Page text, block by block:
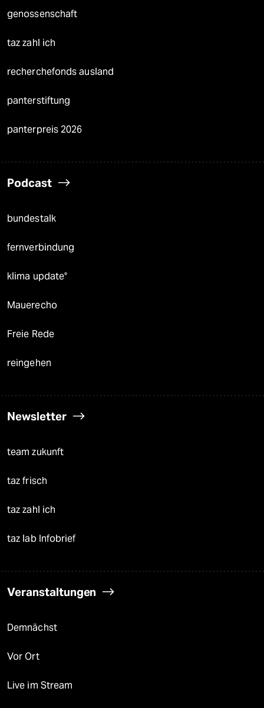
genossenschaft
taz zahl ich
recherchefonds ausland
panterstiftung
panterpreis 2026
Podcast
bundestalk
fernverbindung
klima update°
Mauerecho
Freie Rede
reingehen
Newsletter
team zukunft
taz frisch
taz zahl ich
taz lab Infobrief
Veranstaltungen
Demnächst
Vor Ort
Live im Stream